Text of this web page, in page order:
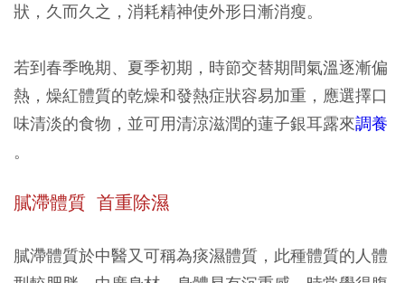
狀，久而久之，消耗精神使外形日漸消瘦。
若到春季晚期、夏季初期，時節交替期間氣溫逐漸偏
熱，燥紅體質的乾燥和發熱症狀容易加重，應選擇口
味清淡的食物，並可用清涼滋潤的蓮子銀耳露來調養
。
膩滯體質 首重除濕
膩滯體質於中醫又可稱為痰濕體質，此種體質的人體